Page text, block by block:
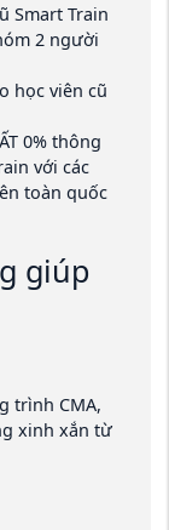
Smart Train
2 người
học viên cũ
0% thông
với các
toàn quốc
giúp
trình CMA,
xinh xắn từ